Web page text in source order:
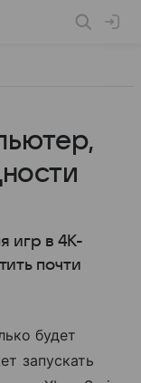
игр в 4K-
почти
будет
запускать